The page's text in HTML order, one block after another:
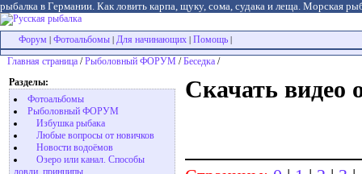
рыбалка в Германии. Как ловить карпа, щуку, сома, судака и леща. Морская
Форум Фотоальбомы Для начинающих Помощь
Главная страница /Рыболовный ФОРУМ /Беседка /
Разделы:
Фотоальбомы
Рыболовный ФОРУМ
Избушка рыбака
Любые вопросы от новичков
Новости водоёмов
Озеро или канал. Способы
ловли, принципы
Скачать видео